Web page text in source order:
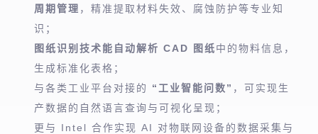
周期管理 ，精准提取材料失效、腐蚀防护等专业知
识；
图纸识别技术能自动解析 CAD 图纸中的物料信息，
生成标准化表格；
与各类工业平台对接的
“工业智能问数” ，可实现生
产数据的自然语言查询与可视化呈现；
更与 Intel 合作实现 AI 对物联网设备的数据采集与